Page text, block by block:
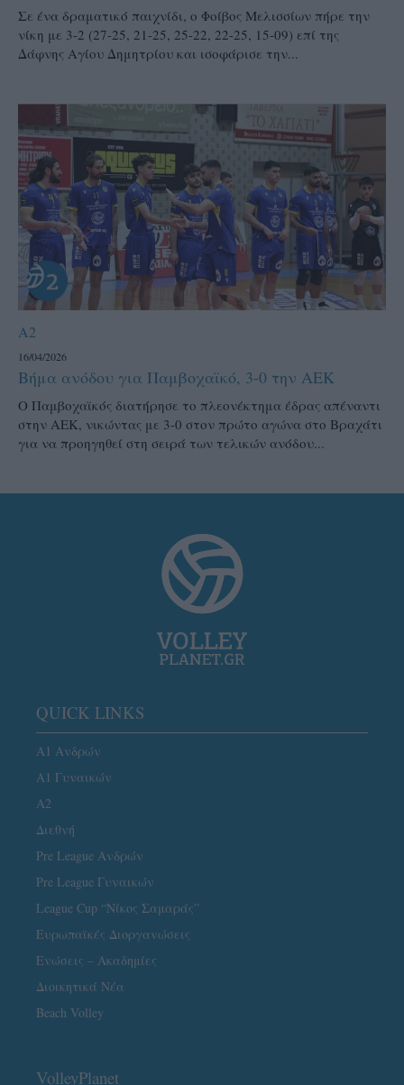
Σε ένα δραματικό παιχνίδι, ο Φοίβος Μελισσίων πήρε την
νίκη με 3-2 (27-25, 21-25, 25-22, 22-25, 15-09) επί της
Δάφνης Αγίου Δημητρίου και ισοφάρισε την...
A2
16/04/2026
Βήμα ανόδου για Παμβοχαϊκό, 3-0 την ΑΕΚ
Ο Παμβοχαϊκός διατήρησε το πλεονέκτημα έδρας απέναντι
στην ΑΕΚ, νικώντας με 3-0 στον πρώτο αγώνα στο Βραχάτι
για να προηγηθεί στη σειρά των τελικών ανόδου...
QUICK LINKS
Α1 Ανδρών
Α1 Γυναικών
A2
Διεθνή
Pre League Ανδρών
Pre League Γυναικών
League Cup “Νίκος Σαμαράς”
Ευρωπαϊκές Διοργανώσεις
Ενώσεις – Ακαδημίες
Διοικητικά Νέα
Beach Volley
VolleyPlanet